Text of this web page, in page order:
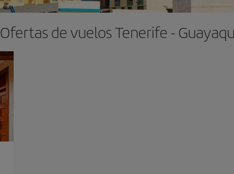
Ofertas de vuelos Tenerife -